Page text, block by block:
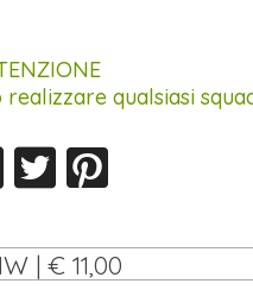
qualsiasi
| € 11,00